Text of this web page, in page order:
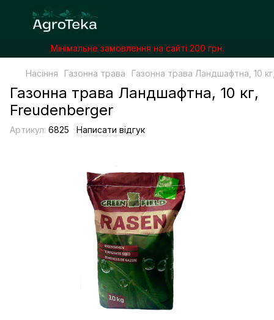
Мінімальне замовлення на сайті 200 грн.
Насіння Газонна трава Газонна трава Ландшафтна, 10
Газонна трава Ландшафтна, 10 кг,
Freudenberger
Артикул: 6825 Написати відгук